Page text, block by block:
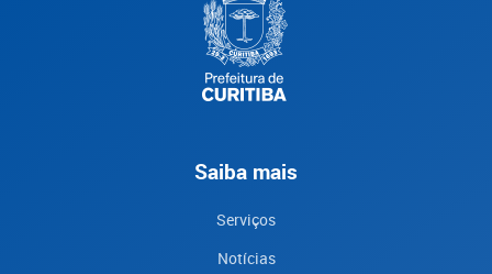
Saiba mais
Serviços
Notícias